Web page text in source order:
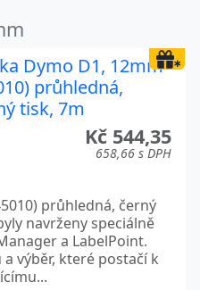
Dymo D1, 12mm
průhledná,
tisk, 7m
Kč 544,35
658,66 s DPH
průhledná, černý
navrženy speciálně
a LabelPoint.
výběr, které postačí k